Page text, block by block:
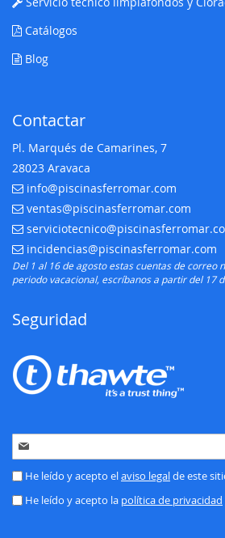
Catálogos
Blog
Contactar
Pl. Marqués de Camarines, 7
28023 Aravaca
E-mail:
info@piscinasferromar.com
E-mail:
ventas@piscinasferromar.com
E-mail:
E-mail:
incidencias@piscinasferromar.com
Del 1 al 16 de agosto estas cuentas de correo
periodo vacacional, escríbanos a partir del 17
Seguridad
Inscríbase
a
nuestro
de
He leído y acepto elaviso legalde este
He leído y acepto la política de privacidad